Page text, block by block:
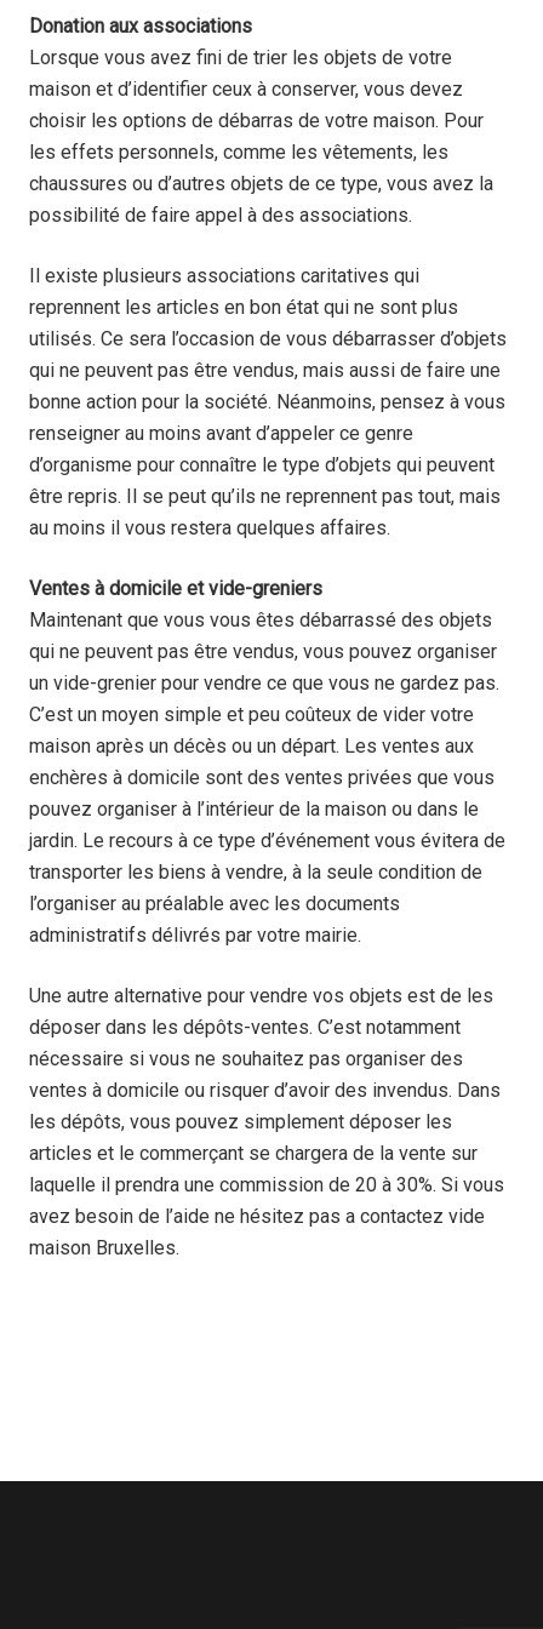
Donation aux associations
Lorsque vous avez fini de trier les objets de votre
maison et d’identifier ceux à conserver, vous devez
choisir les options de débarras de votre maison. Pour
les effets personnels, comme les vêtements, les
chaussures ou d’autres objets de ce type, vous avez la
possibilité de faire appel à des associations.
Il existe plusieurs associations caritatives qui
reprennent les articles en bon état qui ne sont plus
utilisés. Ce sera l’occasion de vous débarrasser d’objets
qui ne peuvent pas être vendus, mais aussi de faire une
bonne action pour la société. Néanmoins, pensez à vous
renseigner au moins avant d’appeler ce genre
d’organisme pour connaître le type d’objets qui peuvent
être repris. Il se peut qu’ils ne reprennent pas tout, mais
au moins il vous restera quelques affaires.
Ventes à domicile et vide-greniers
Maintenant que vous vous êtes débarrassé des objets
qui ne peuvent pas être vendus, vous pouvez organiser
un vide-grenier pour vendre ce que vous ne gardez pas.
C’est un moyen simple et peu coûteux de vider votre
maison après un décès ou un départ. Les ventes aux
enchères à domicile sont des ventes privées que vous
pouvez organiser à l’intérieur de la maison ou dans le
jardin. Le recours à ce type d’événement vous évitera de
transporter les biens à vendre, à la seule condition de
l’organiser au préalable avec les documents
administratifs délivrés par votre mairie.
Une autre alternative pour vendre vos objets est de les
déposer dans les dépôts-ventes. C’est notamment
nécessaire si vous ne souhaitez pas organiser des
ventes à domicile ou risquer d’avoir des invendus. Dans
les dépôts, vous pouvez simplement déposer les
articles et le commerçant se chargera de la vente sur
laquelle il prendra une commission de 20 à 30%. Si vous
avez besoin de l’aide ne hésitez pas a contactez vide
maison Bruxelles.